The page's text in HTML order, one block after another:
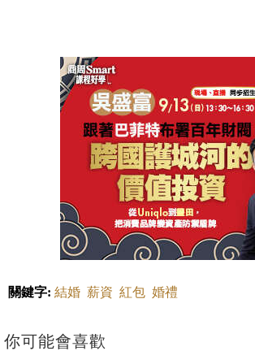
關鍵字: 結婚 薪資 紅包 婚禮
你可能會喜歡